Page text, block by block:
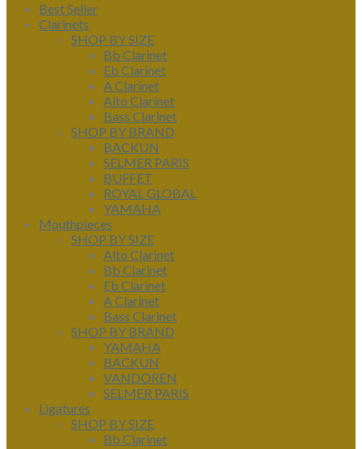
Best Seller
Clarinets
SHOP BY SIZE
Bb Clarinet
Eb Clarinet
A Clarinet
Alto Clarinet
Bass Clarinet
SHOP BY BRAND
BACKUN
SELMER PARIS
BUFFET
ROYAL GLOBAL
YAMAHA
Mouthpieces
SHOP BY SIZE
Alto Clarinet
Bb Clarinet
Eb Clarinet
A Clarinet
Bass Clarinet
SHOP BY BRAND
YAMAHA
BACKUN
VANDOREN
SELMER PARIS
Ligatures
SHOP BY SIZE
Bb Clarinet